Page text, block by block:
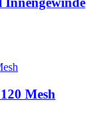
Mesh